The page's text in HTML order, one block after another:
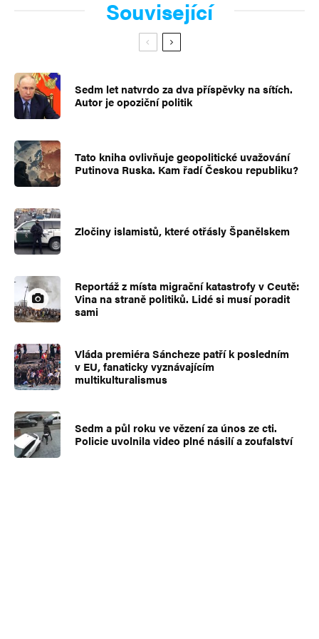
Související
Sedm let natvrdo za dva příspěvky na sítích.
Autor je opoziční politik
Tato kniha ovlivňuje geopolitické uvažování
Putinova Ruska. Kam řadí Českou republiku?
Zločiny islamistů, které otřásly Španělskem
Reportáž z místa migrační katastrofy v Ceutě:
Vina na straně politiků. Lidé si musí poradit
sami
Vláda premiéra Sáncheze patří k posledním
v EU, fanaticky vyznávajícím
multikulturalismus
Sedm a půl roku ve vězení za únos ze cti.
Policie uvolnila video plné násilí a zoufalství